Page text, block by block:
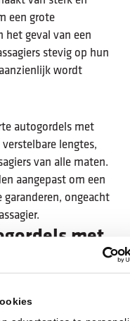
een grote
het geval van een
stevig op hun
wordt
autogordels met
lengtes,
van alle maten.
aangepast om een
ongeacht
met
dan alleen een
hand kunnen gaan.